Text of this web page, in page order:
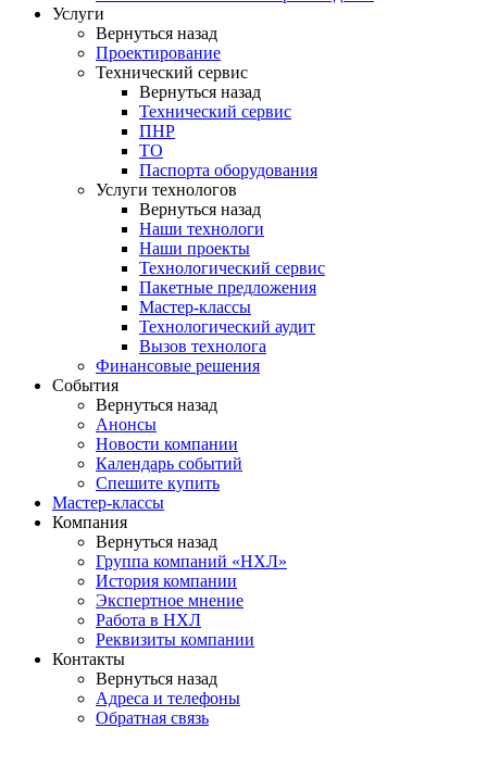
Услуги
Вернуться назад
Проектирование
Технический сервис
Вернуться назад
Технический сервис
ПНР
ТО
Паспорта оборудования
Услуги технологов
Вернуться назад
Наши технологи
Наши проекты
Технологический сервис
Пакетные предложения
Мастер-классы
Технологический аудит
Вызов технолога
Финансовые решения
События
Вернуться назад
Анонсы
Новости компании
Календарь событий
Спешите купить
Мастер-классы
Компания
Вернуться назад
Группа компаний «НХЛ»
История компании
Экспертное мнение
Работа в НХЛ
Реквизиты компании
Контакты
Вернуться назад
Адреса и телефоны
Обратная связь